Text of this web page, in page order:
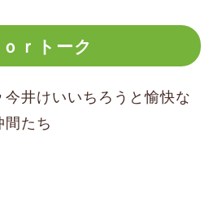
ｒトーク
今井けいいちろうと愉快な
間たち